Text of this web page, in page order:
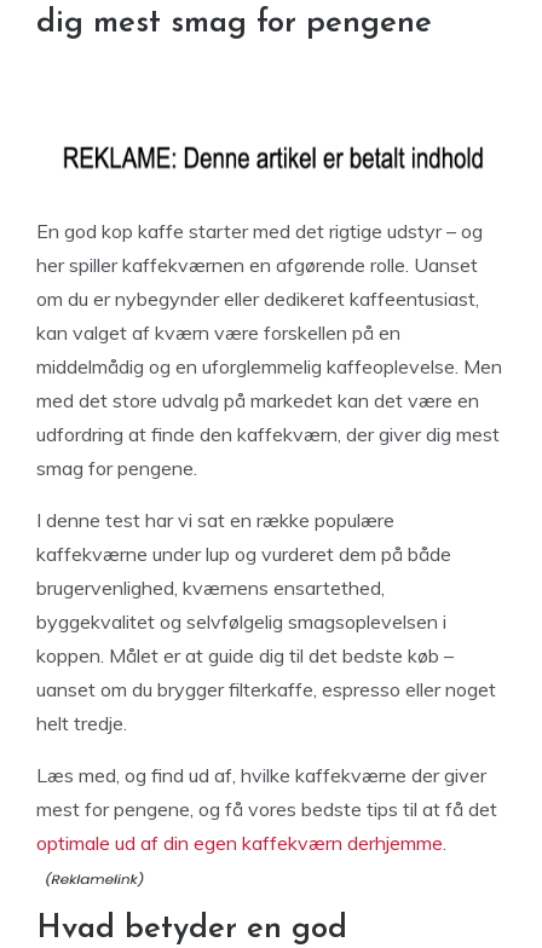
dig mest smag for pengene
En god kop kaffe starter med det rigtige udstyr – og
her spiller kaffekværnen en afgørende rolle. Uanset
om du er nybegynder eller dedikeret kaffeentusiast,
kan valget af kværn være forskellen på en
middelmådig og en uforglemmelig kaffeoplevelse. Men
med det store udvalg på markedet kan det være en
udfordring at finde den kaffekværn, der giver dig mest
smag for pengene.
I denne test har vi sat en række populære
kaffekværne under lup og vurderet dem på både
brugervenlighed, kværnens ensartethed,
byggekvalitet og selvfølgelig smagsoplevelsen i
koppen. Målet er at guide dig til det bedste køb –
uanset om du brygger filterkaffe, espresso eller noget
helt tredje.
Læs med, og find ud af, hvilke kaffekværne der giver
mest for pengene, og få vores bedste tips til at få det
optimale ud af din egen kaffekværn derhjemme.
Hvad betyder en god